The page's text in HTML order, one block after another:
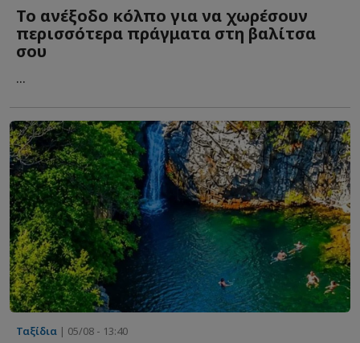
Το ανέξοδο κόλπο για να χωρέσουν
περισσότερα πράγματα στη βαλίτσα
σου
...
Ταξίδια | 05/08 - 13:40